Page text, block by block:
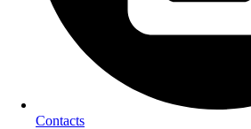
Contacts